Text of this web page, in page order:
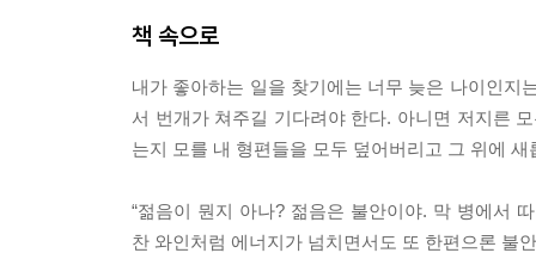
책 속으로
내가 좋아하는 일을 찾기에는 너무 늦은 나이인지
서 번개가 쳐주길 기다려야 한다. 아니면 저지른
는지 모를 내 형편들을 모두 덮어버리고 그 위에
“젊음이 뭔지 아나? 젊음은 불안이야. 막 병에서
찬 와인처럼 에너지가 넘치면서도 또 한편으론 불